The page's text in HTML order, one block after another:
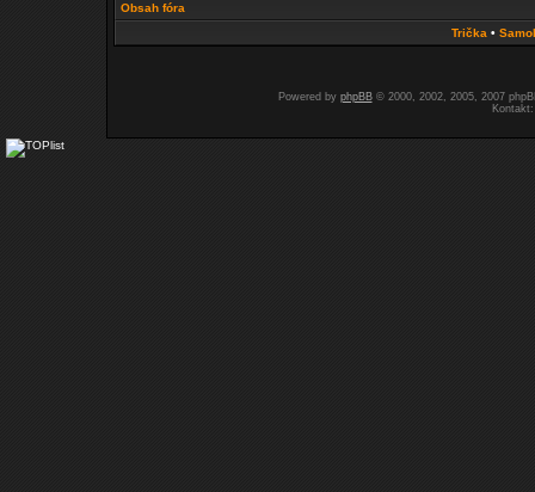
Obsah fóra
Trička •
Powered by phpBB© 2000, 2002, 2005, 2007